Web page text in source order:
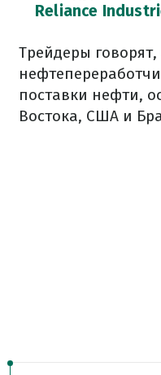
Reliance
Трейдеры
поставки нефти,
Востока, США и